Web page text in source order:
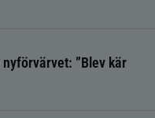
”Blev kär